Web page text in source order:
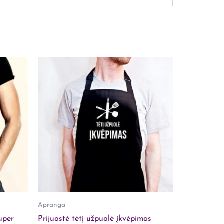
Apranga
Prijuostė tėtį užpuolė įkvėpimas